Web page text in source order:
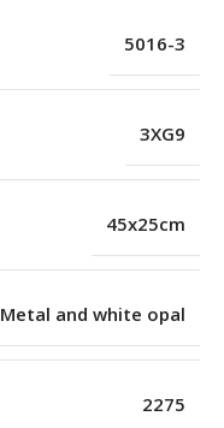
5016-3
3XG9
45x25cm
Metal and white opal
2275